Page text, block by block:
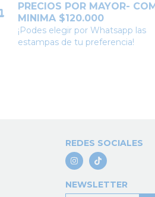
PRECIOS POR MAYOR-
MINIMA $120.000
¡Podes elegir por Whatsapp las
estampas de tu preferencia!
REDES SOCIALES
NEWSLETTER